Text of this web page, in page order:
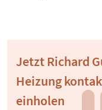
Jetzt Richard
Heizung
einholen